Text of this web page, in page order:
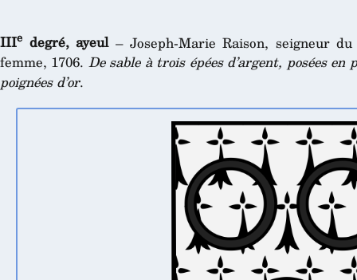
IIIe degré, ayeul– Joseph-Marie Raison, seigneur
femme, 1706. De sable à trois épées d’argent, posées
poignées d’or.